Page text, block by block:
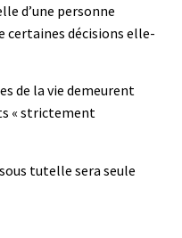
d’une personne
certaines décisions elle-
de la vie demeurent
« strictement
tutelle sera seule